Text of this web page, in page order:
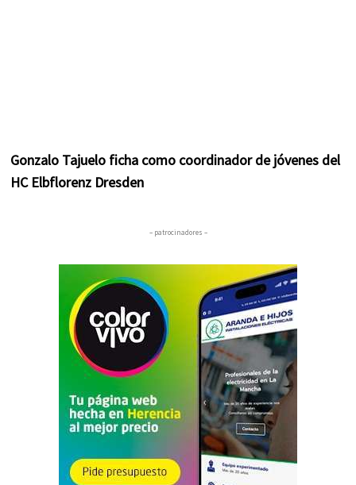
Gonzalo Tajuelo ficha como coordinador de jóvenes del
HC Elbflorenz Dresden
– patrocinadores –